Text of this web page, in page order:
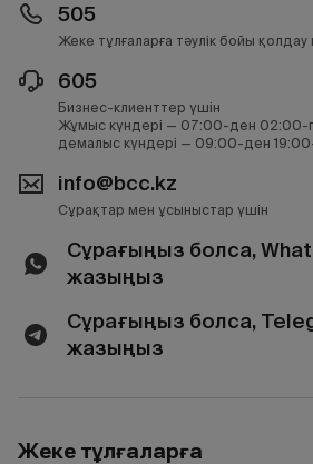
505
Жеке тұлғаларға тәулік бойы қолдау
605
Бизнес-клиенттер үшін
Жұмыс күндері — 07:00-ден 02:00-
демалыс күндері — 09:00-ден
info@bcc.kz
Сұрақтар мен ұсыныстар үшін
Сұрағыңыз болса,
жазыңыз
Сұрағыңыз болса,
жазыңыз
Жеке тұлғаларға